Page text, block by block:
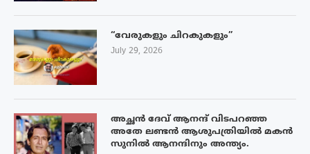
“വേരുകളും ചിറകുകളും”
July 29, 2026
അച്ഛൻ ദേവ് ആനന്ദ് വിടപറഞ്ഞ
അതേ ലണ്ടൻ ആശുപത്രിയിൽ മകൻ
സുനിൽ ആനന്ദിനും അന്ത്യം.